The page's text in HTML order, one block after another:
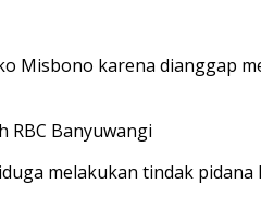
Misbono karena dianggap
RBC Banyuwangi
melakukan tindak pidana